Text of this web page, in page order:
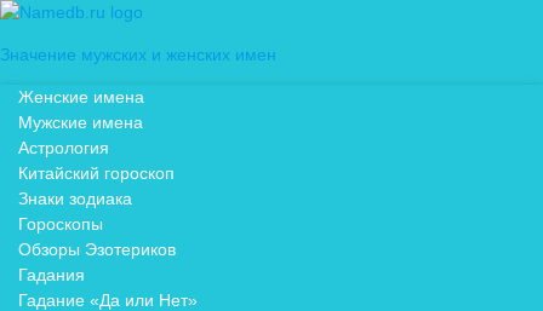
Значение мужских и женских имен
Женские имена
Мужские имена
Астрология
Китайский гороскоп
Знаки зодиака
Гороскопы
Обзоры Эзотериков
Гадания
Гадание «Да или Нет»